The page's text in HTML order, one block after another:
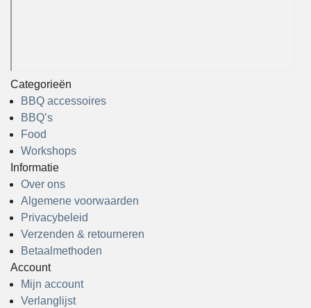
Categorieën
BBQ accessoires
BBQ’s
Food
Workshops
Informatie
Over ons
Algemene voorwaarden
Privacybeleid
Verzenden & retourneren
Betaalmethoden
Account
Mijn account
Verlanglijst